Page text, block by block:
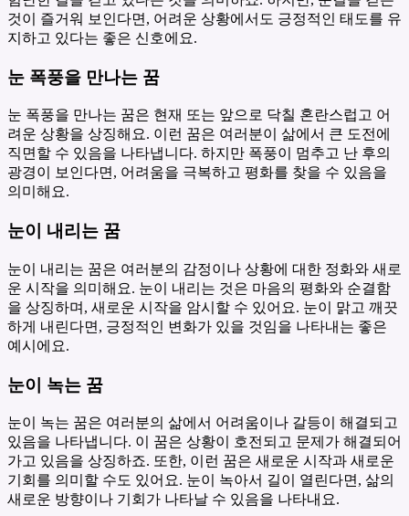
것이 즐거워 보인다면, 어려운 상황에서도 긍정적인 태도를 유
지하고 있다는 좋은 신호에요.
눈 폭풍을 만나는 꿈
눈 폭풍을 만나는 꿈은 현재 또는 앞으로 닥칠 혼란스럽고 어
려운 상황을 상징해요. 이런 꿈은 여러분이 삶에서 큰 도전에
직면할 수 있음을 나타냅니다. 하지만 폭풍이 멈추고 난 후의
광경이 보인다면, 어려움을 극복하고 평화를 찾을 수 있음을
의미해요.
눈이 내리는 꿈
눈이 내리는 꿈은 여러분의 감정이나 상황에 대한 정화와 새로
운 시작을 의미해요. 눈이 내리는 것은 마음의 평화와 순결함
을 상징하며, 새로운 시작을 암시할 수 있어요. 눈이 맑고 깨끗
하게 내린다면, 긍정적인 변화가 있을 것임을 나타내는 좋은
예시에요.
눈이 녹는 꿈
눈이 녹는 꿈은 여러분의 삶에서 어려움이나 갈등이 해결되고
있음을 나타냅니다. 이 꿈은 상황이 호전되고 문제가 해결되어
가고 있음을 상징하죠. 또한, 이런 꿈은 새로운 시작과 새로운
기회를 의미할 수도 있어요. 눈이 녹아서 길이 열린다면, 삶의
새로운 방향이나 기회가 나타날 수 있음을 나타내요.